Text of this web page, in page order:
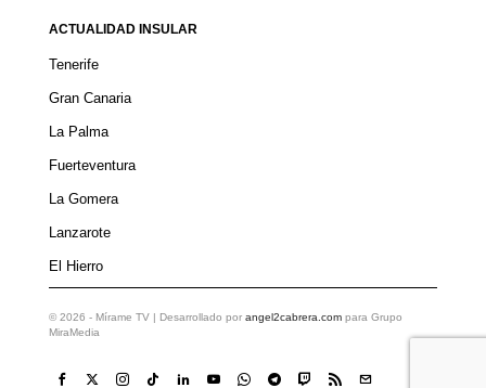
ACTUALIDAD INSULAR
Tenerife
Gran Canaria
La Palma
Fuerteventura
La Gomera
Lanzarote
El Hierro
© 2026 - Mírame TV | Desarrollado por angel2cabrera.compara Grupo
MiraMedia